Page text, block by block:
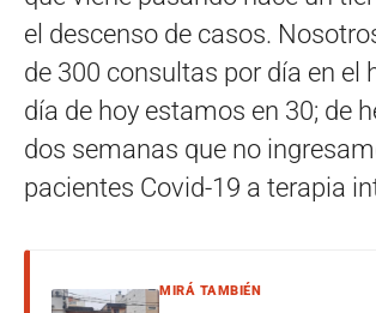
el descenso de casos.
de 300 consultas por día en el
día de hoy estamos en 30; de
dos semanas que no
pacientes Covid-19 a terapia
MIRÁ TAMBIÉN